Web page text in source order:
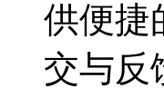
供便捷
交与反